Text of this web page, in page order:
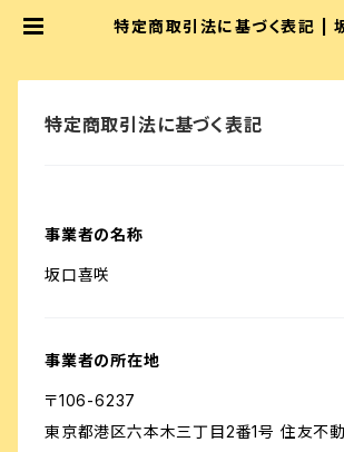
特定商取引法に基づく表記 |
特定商取引法に基づく表記
事業者の名称
坂口喜咲
事業者の所在地
〒106-6237
東京都港区六本木三丁目2番1号 住友不